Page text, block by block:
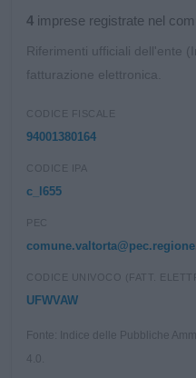
4 imprese registrate nel
Riferimenti ufficiali dell'ente
fatturazione elettronica.
CODICE FISCALE
94001380164
CODICE IPA
c_l655
PEC
CODICE UNIVOCO (FATT.
UFWVAW
Fonte: Indice delle Pubbliche